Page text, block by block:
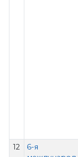
12
6-я